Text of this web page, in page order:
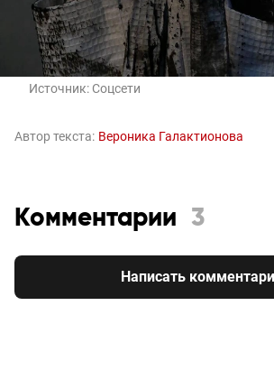
Источник: Соцсети
Автор текста: Вероника Галактионова
Комментарии 3
Написать